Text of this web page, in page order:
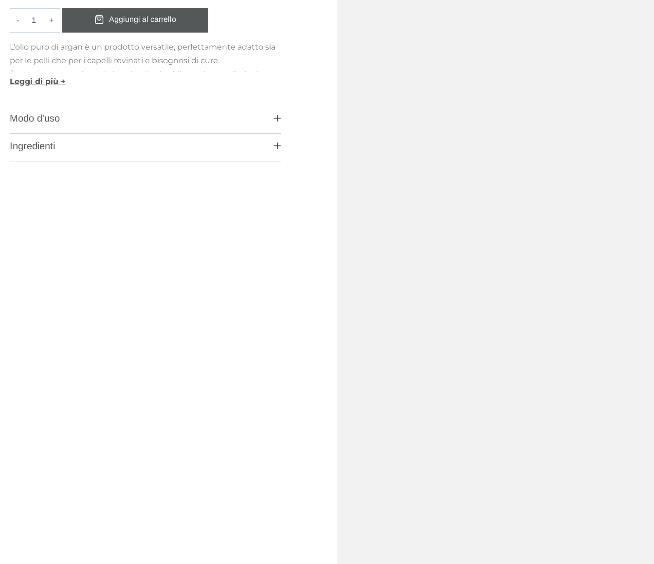
originale
€ 30,00.
attuale
€ 21,00.
Argan
quantità
Aggiungi al carrello
L’olio puro di argan è un prodotto versatile, perfettamente adatto sia
per le pelli che per i capelli rovinati e bisognosi di cure.
È estremamente ricco di vitamina E ed acidi grassi naturali, che lo
rendono eccellente per idratare la pelle ed i capelli.
Leggi di più +
Modo d'uso
Ingredienti